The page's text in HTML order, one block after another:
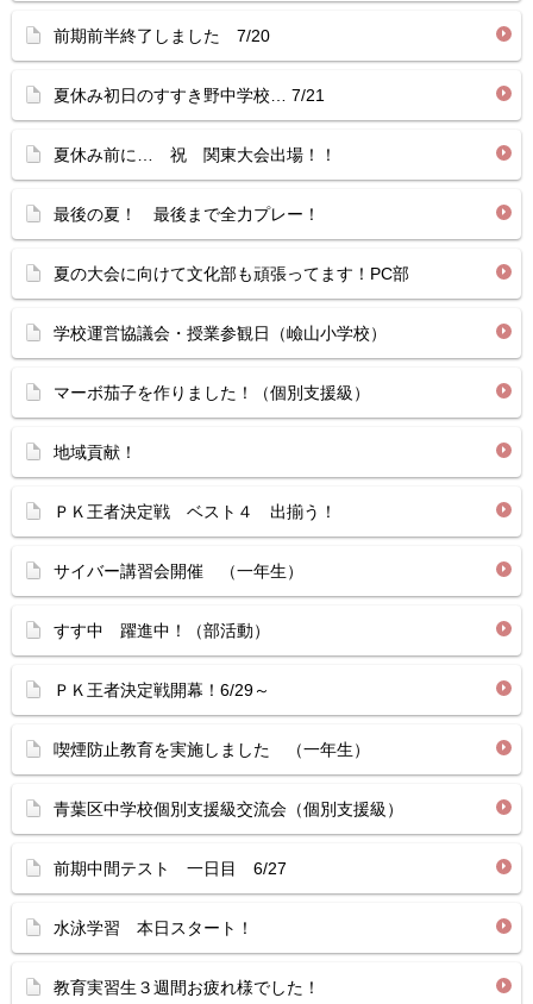
前期前半終了しました 7/20
夏休み初日のすすき野中学校… 7/21
夏休み前に… 祝 関東大会出場！！
最後の夏！ 最後まで全力プレー！
夏の大会に向けて文化部も頑張ってます！PC部
学校運営協議会・授業参観日（嶮山小学校）
マーボ茄子を作りました！（個別支援級）
地域貢献！
ＰＫ王者決定戦 ベスト４ 出揃う！
サイバー講習会開催 （一年生）
すす中 躍進中！（部活動）
ＰＫ王者決定戦開幕！6/29～
喫煙防止教育を実施しました （一年生）
青葉区中学校個別支援級交流会（個別支援級）
前期中間テスト 一日目 6/27
水泳学習 本日スタート！
教育実習生３週間お疲れ様でした！